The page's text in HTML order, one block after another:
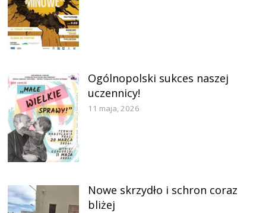
Ogólnopolski sukces naszej
uczennicy!
11 maja, 2026
Nowe skrzydło i schron coraz
bliżej